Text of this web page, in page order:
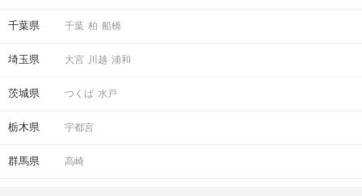
千葉県 千葉 柏 船橋
埼玉県 大宮 川越 浦和
茨城県 つくば 水戸
栃木県 宇都宮
群馬県 高崎